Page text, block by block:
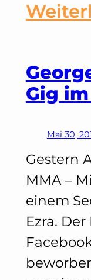
Gig
Mai 30,
Gestern
MMA –
einem
Ezra.